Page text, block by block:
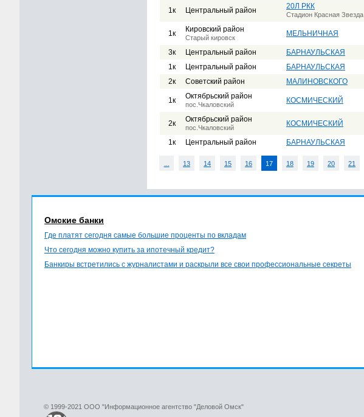
1к Центральный район 20Л РКК
Стадион Красная Звезда
1к Кировский район
Старый кировск МЕЛЬНИЧНАЯ
3к Центральный район БАРНАУЛЬСКАЯ
1к
Центральный район БАРНАУЛЬСКАЯ
2к
Советский район МАЛИНОВСКОГО
1к Октябрьский район
пос.Чкаловский КОСМИЧЕСКИЙ
2к Октябрьский район
пос.Чкаловский КОСМИЧЕСКИЙ
1к Центральный район БАРНАУЛЬСКАЯ
13 14 15 16 17 18 19 20 21
Омские банки
Где платят сегодня самые большие проценты по вкладам
Что сегодня можно купить за ипотечный кредит?
Банкиры встретились с журналистами и раскрыли все свои профессиональные секреты
© 1999-2021 ООО "Информационное агентство "Деловой Омск"